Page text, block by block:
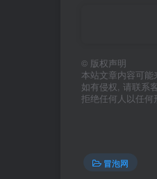
© 版权声明
本站文章内容可能
如有侵权, 请联系
拒绝任何人以任何
冒泡网